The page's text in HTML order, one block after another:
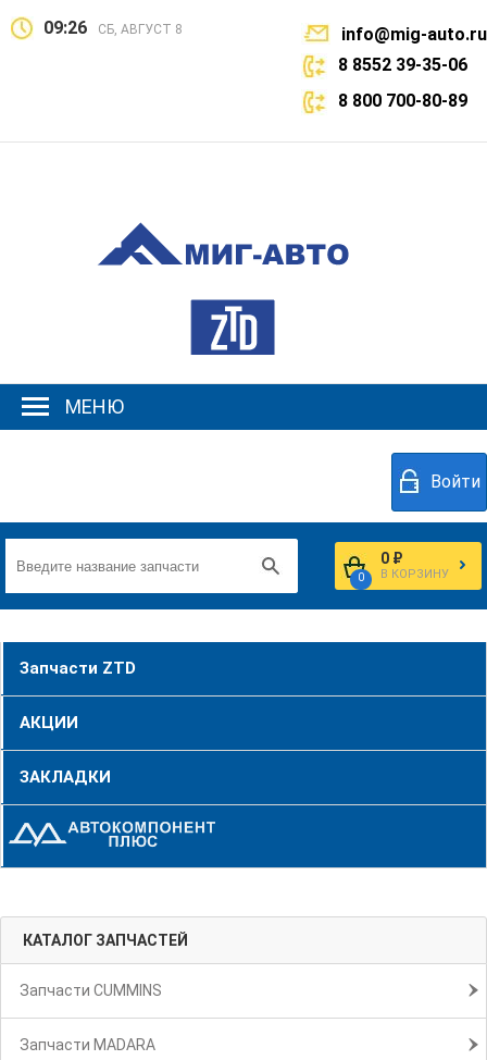
09:26 СБ, АВГУСТ 8
info@mig-auto.ru
8 8552 39-35-06
8 800 700-80-89
МЕНЮ
Войти
0
0 ₽
В КОРЗИНУ
Запчасти ZTD
АКЦИИ
ЗАКЛАДКИ
КАТАЛОГ ЗАПЧАСТЕЙ
Запчасти CUMMINS
Запчасти MADARA